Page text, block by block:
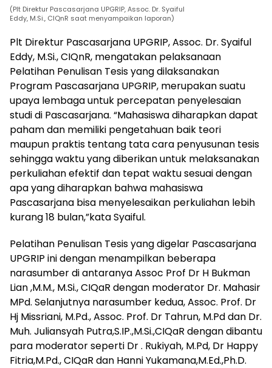
(Plt Direktur Pascasarjana UPGRIP, Assoc. Dr. Syaiful
Eddy, M.Si., CIQnR saat menyampaikan laporan)
Plt Direktur Pascasarjana UPGRIP, Assoc. Dr. Syaiful
Eddy, M.Si., CIQnR, mengatakan pelaksanaan
Pelatihan Penulisan Tesis yang dilaksanakan
Program Pascasarjana UPGRIP, merupakan suatu
upaya lembaga untuk percepatan penyelesaian
studi di Pascasarjana. “Mahasiswa diharapkan dapat
paham dan memiliki pengetahuan baik teori
maupun praktis tentang tata cara penyusunan tesis
sehingga waktu yang diberikan untuk melaksanakan
perkuliahan efektif dan tepat waktu sesuai dengan
apa yang diharapkan bahwa mahasiswa
Pascasarjana bisa menyelesaikan perkuliahan lebih
kurang 18 bulan,”kata Syaiful.
Pelatihan Penulisan Tesis yang digelar Pascasarjana
UPGRIP ini dengan menampilkan beberapa
narasumber di antaranya Assoc Prof Dr H Bukman
Lian ,M.M., M.Si., CIQaR dengan moderator Dr. Mahasir
MPd. Selanjutnya narasumber kedua, Assoc. Prof. Dr
Hj Missriani, M.Pd., Assoc. Prof. Dr Tahrun, M.Pd dan Dr.
Muh. Juliansyah Putra,S.IP.,M.Si.,CIQaR dengan dibantu
para moderator seperti Dr . Rukiyah, M.Pd, Dr Happy
Fitria,M.Pd., CIQaR dan Hanni Yukamana,M.Ed.,Ph.D.